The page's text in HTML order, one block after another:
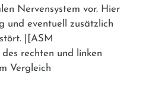
Nervensystem vor. Hier
und eventuell zusätzlich
|[ASM
rechten und linken
Vergleich